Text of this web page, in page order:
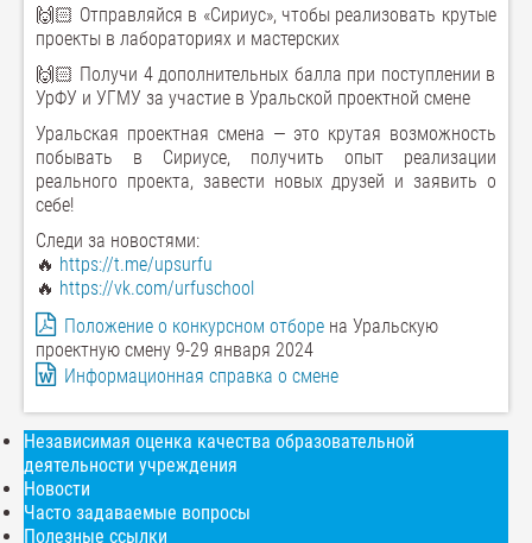
🙌🏻 Отправляйся в «Сириус», чтобы реализовать крутые
проекты в лабораториях и мастерских
🙌🏻 Получи 4 дополнительных балла при поступлении в
УрФУ и УГМУ за участие в Уральской проектной смене
Уральская проектная смена — это крутая возможность
побывать в Сириусе, получить опыт реализации
реального проекта, завести новых друзей и заявить о
себе!
Следи за новостями:
🔥 https://t.me/upsurfu
🔥 https://vk.com/urfuschool
Положение о конкурсном отборе на Уральскую
проектную смену 9-29 января 2024
Информационная справка о смене
Независимая оценка качества образовательной
деятельности учреждения
Новости
Часто задаваемые вопросы
Полезные ссылки